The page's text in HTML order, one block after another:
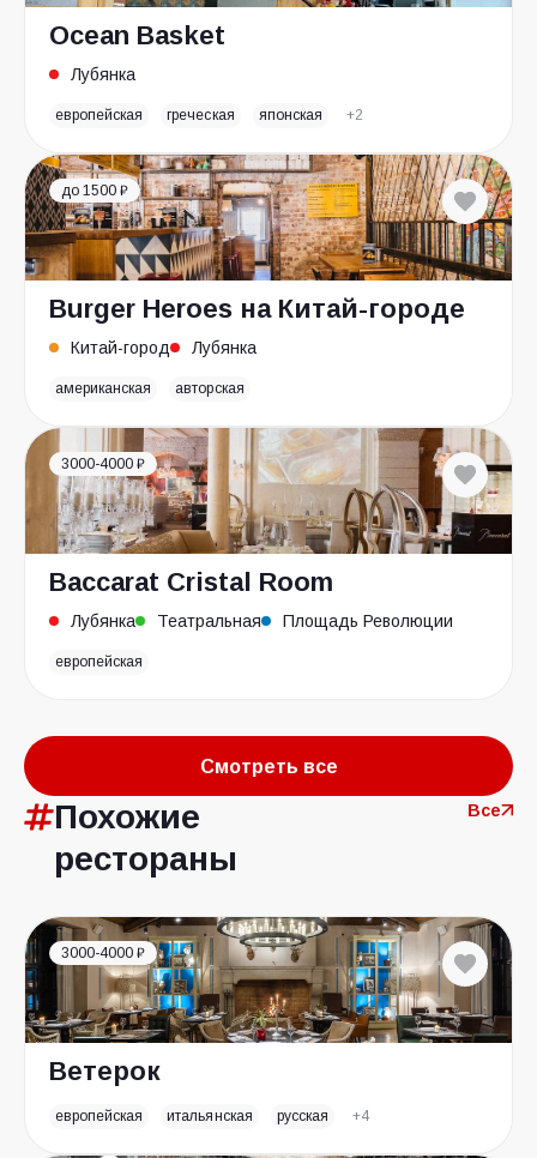
Ocean Basket
Лубянка
европейская греческая японская +2
до 1500 ₽
Burger Heroes на Китай-городе
Китай-город Лубянка
американская авторская
3000-4000 ₽
Baccarat Cristal Room
Лубянка Театральная Площадь Революции
европейская
Смотреть все
Похожие
рестораны
Все
3000-4000 ₽
Ветерок
европейская итальянская русская +4